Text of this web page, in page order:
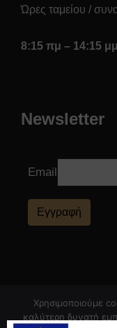
Ώρες ταμείου /
8:15 πμ – 14:15 μμ
Newsletter
Email
Εγγραφή
Χρησιμοποιούμε
καλύτερη δυνατή